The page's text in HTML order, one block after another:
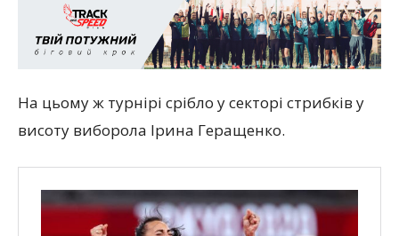
На цьому ж турнірі срібло у секторі стрибків у
висоту виборола Ірина Геращенко.